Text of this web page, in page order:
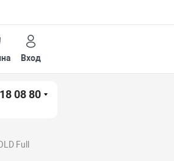
Вход
08 80
Full